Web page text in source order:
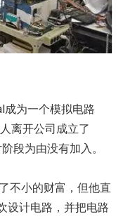
成为一个模拟电路
离开公司成立了
段为由没有加入。
不小的财富，但他直
设计电路，并把电路